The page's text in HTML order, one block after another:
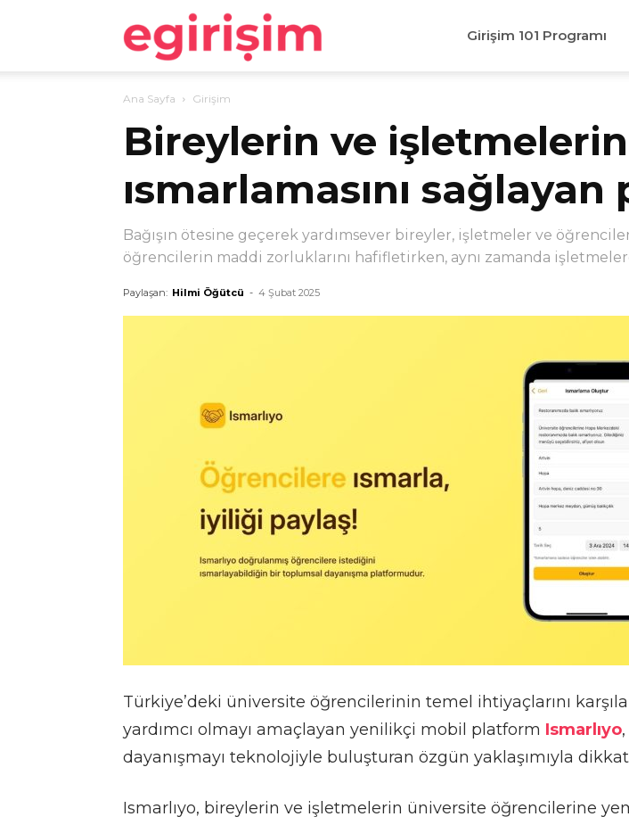
egirişim Girişim 101 Programı
Ana Sayfa Girişim
Bireylerin ve
ısmarlamasını
Bağışın ötesine geçerek yardımsever bireyler, işletmeler ve
öğrencilerin maddi zorluklarını hafifletirken, aynı zamanda
Paylaşan: Hilmi Öğütcü - 4 Şubat 2025
Türkiye’deki üniversite öğrencilerinin temel ihtiyaçlarını
yardımcı olmayı amaçlayan yenilikçi mobil platform Ismarlıyo
dayanışmayı teknolojiyle buluşturan özgün yaklaşımıyla
Ismarlıyo, bireylerin ve işletmelerin üniversite öğrencilerine